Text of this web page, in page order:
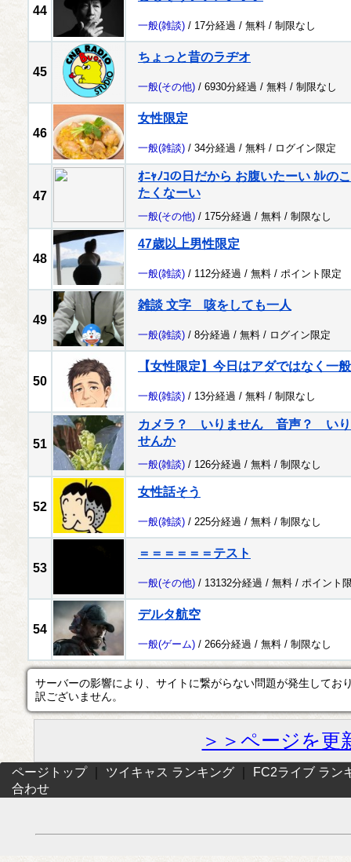
44
一般(雑談) / 17分経過 / 無料 / 制限なし
45
ちょっと昔のラヂオ
一般(その他) / 6930分経過 / 無料 / 制限なし
46
女性限定
一般(雑談) / 34分経過 / 無料 / ログイン限定
47
ｵﾆｬﾉｺの日だから お腹いたーい ｶﾚの
たくなーい
一般(その他) / 175分経過 / 無料 / 制限なし
48
47歳以上男性限定
一般(雑談) / 112分経過 / 無料 / ポイント限定
49
雑談 文字 咳をしても一人
一般(雑談) / 8分経過 / 無料 / ログイン限定
50
【女性限定】今日はアダではなく一
一般(雑談) / 13分経過 / 無料 / 制限なし
51
カメラ？ いりません 音声？ いり
せんか
一般(雑談) / 126分経過 / 無料 / 制限なし
52
女性話そう
一般(雑談) / 225分経過 / 無料 / 制限なし
53
＝＝＝＝＝＝テスト
一般(その他) / 13132分経過 / 無料 / ポイント
54
デルタ航空
一般(ゲーム) / 266分経過 / 無料 / 制限なし
サーバーの影響により、サイトに繋がらない問題が発生してお
訳ございません。
＞＞ページを更
ページトップ｜ ツイキャス ランキング
FC2ライブ ラン
合わせ